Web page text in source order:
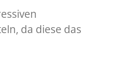
da diese das